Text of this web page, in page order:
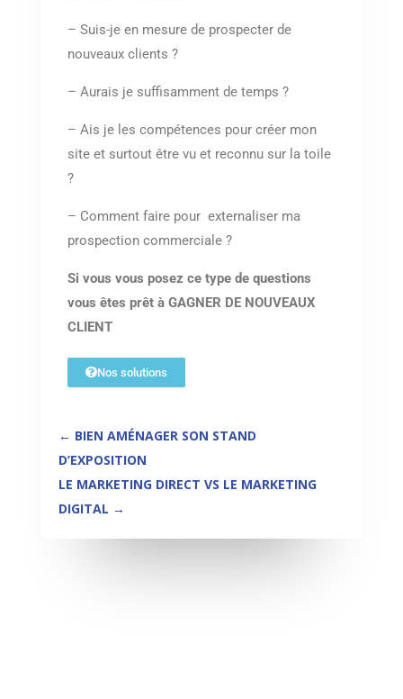
– Suis-je en mesure de prospecter de
nouveaux clients ?
– Aurais je suffisamment de temps ?
– Ais je les compétences pour créer mon
site et surtout être vu et reconnu sur la toile
?
– Comment faire pour externaliser ma
prospection commerciale ?
Si vous vous posez ce type de questions
vous êtes prêt à GAGNER DE NOUVEAUX
CLIENT
Nos solutions
← BIEN AMÉNAGER SON STAND
D’EXPOSITION
LE MARKETING DIRECT VS LE MARKETING
DIGITAL →